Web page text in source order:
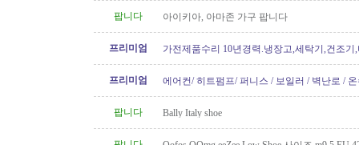
팝니다 아이키아, 아마존 가구 팝니다
프리미엄
가전제품수리 10년경력.냉장고,세탁기,건조기
프리미엄
에어컨/ 히트펌프/ 퍼니스 / 보일러 / 벽난로 /
팝니다
Bally Italy shoe